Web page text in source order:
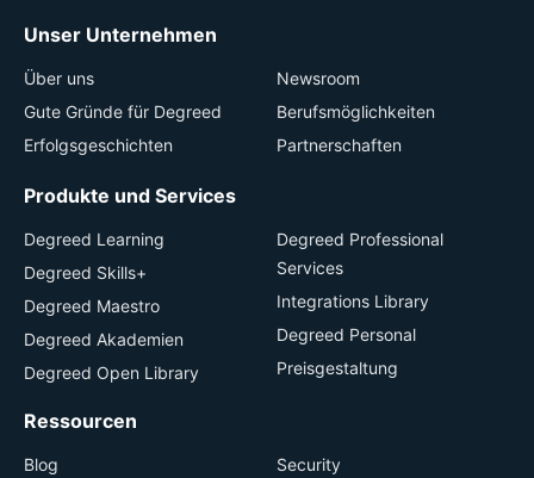
Unser Unternehmen
Über uns
Gute Gründe für Degreed
Erfolgsgeschichten
Newsroom
Berufsmöglichkeiten
Partnerschaften
Produkte und Services
Degreed Learning
Degreed Skills+
Degreed Maestro
Degreed Akademien
Degreed Open Library
Degreed Professional
Services
Integrations Library
Degreed Personal
Preisgestaltung
Ressourcen
Blog
Security